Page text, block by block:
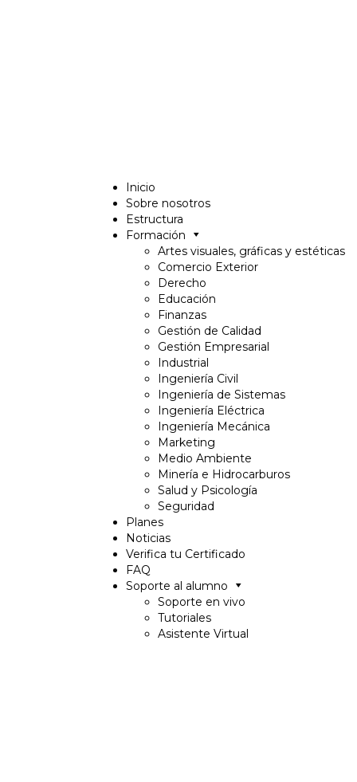
Inicio
Sobre nosotros
Estructura
Formación
Artes visuales, gráficas y estéticas
Comercio Exterior
Derecho
Educación
Finanzas
Gestión de Calidad
Gestión Empresarial
Industrial
Ingeniería Civil
Ingeniería de Sistemas
Ingeniería Eléctrica
Ingeniería Mecánica
Marketing
Medio Ambiente
Minería e Hidrocarburos
Salud y Psicología
Seguridad
Planes
Noticias
Verifica tu Certificado
FAQ
Soporte al alumno
Soporte en vivo
Tutoriales
Asistente Virtual